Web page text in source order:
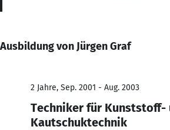
Ausbildung von Jürgen Graf
2 Jahre, Sep. 2001 - Aug. 2003
Techniker für Kunststoff-
Kautschuktechnik